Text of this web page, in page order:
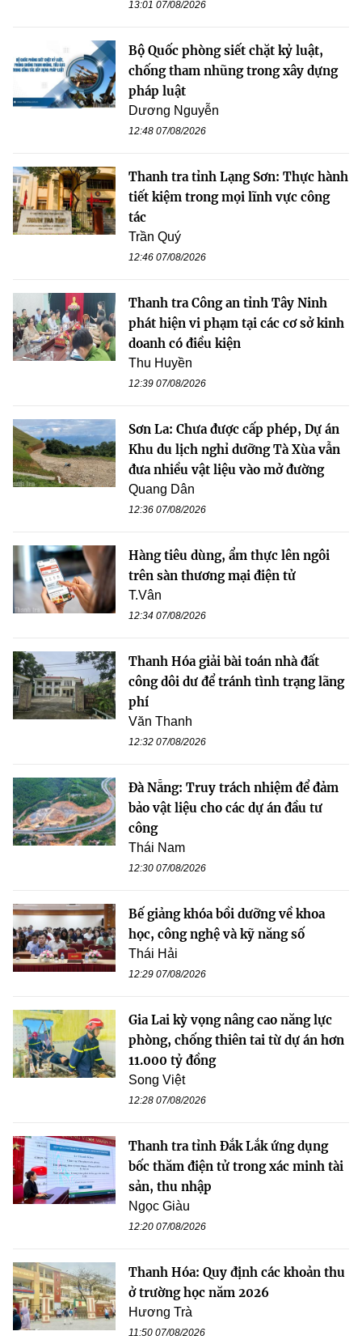
13:01 07/08/2026
Bộ Quốc phòng siết chặt kỷ luật,
chống tham nhũng trong xây dựng
pháp luật
Dương Nguyễn
12:48 07/08/2026
Thanh tra tỉnh Lạng Sơn: Thực hành
tiết kiệm trong mọi lĩnh vực công
tác
Trần Quý
12:46 07/08/2026
Thanh tra Công an tỉnh Tây Ninh
phát hiện vi phạm tại các cơ sở kinh
doanh có điều kiện
Thu Huyền
12:39 07/08/2026
Sơn La: Chưa được cấp phép, Dự án
Khu du lịch nghỉ dưỡng Tà Xùa vẫn
đưa nhiều vật liệu vào mở đường
Quang Dân
12:36 07/08/2026
Hàng tiêu dùng, ẩm thực lên ngôi
trên sàn thương mại điện tử
T.Vân
12:34 07/08/2026
Thanh Hóa giải bài toán nhà đất
công dôi dư để tránh tình trạng lãng
phí
Văn Thanh
12:32 07/08/2026
Đà Nẵng: Truy trách nhiệm để đảm
bảo vật liệu cho các dự án đầu tư
công
Thái Nam
12:30 07/08/2026
Bế giảng khóa bồi dưỡng về khoa
học, công nghệ và kỹ năng số
Thái Hải
12:29 07/08/2026
Gia Lai kỳ vọng nâng cao năng lực
phòng, chống thiên tai từ dự án hơn
11.000 tỷ đồng
Song Việt
12:28 07/08/2026
Thanh tra tỉnh Đắk Lắk ứng dụng
bốc thăm điện tử trong xác minh tài
sản, thu nhập
Ngọc Giàu
12:20 07/08/2026
Thanh Hóa: Quy định các khoản thu
ở trường học năm 2026
Hương Trà
11:50 07/08/2026